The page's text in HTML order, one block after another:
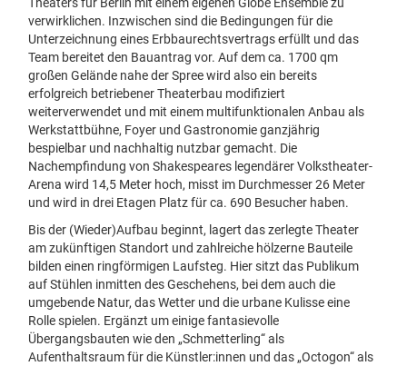
Theaters für Berlin mit einem eigenen Globe Ensemble zu
verwirklichen. Inzwischen sind die Bedingungen für die
Unterzeichnung eines Erbbaurechtsvertrags erfüllt und das
Team bereitet den Bauantrag vor. Auf dem ca. 1700 qm
großen Gelände nahe der Spree wird also ein bereits
erfolgreich betriebener Theaterbau modifiziert
weiterverwendet und mit einem multifunktionalen Anbau als
Werkstattbühne, Foyer und Gastronomie ganzjährig
bespielbar und nachhaltig nutzbar gemacht. Die
Nachempfindung von Shakespeares legendärer Volkstheater-
Arena wird 14,5 Meter hoch, misst im Durchmesser 26 Meter
und wird in drei Etagen Platz für ca. 690 Besucher haben.
Bis der (Wieder)Aufbau beginnt, lagert das zerlegte Theater
am zukünftigen Standort und zahlreiche hölzerne Bauteile
bilden einen ringförmigen Laufsteg. Hier sitzt das Publikum
auf Stühlen inmitten des Geschehens, bei dem auch die
umgebende Natur, das Wetter und die urbane Kulisse eine
Rolle spielen. Ergänzt um einigefantasievolle
Übergangsbauten wie den „Schmetterling“ als
Aufenthaltsraum für die Künstler:innen und das „Octogon“ als